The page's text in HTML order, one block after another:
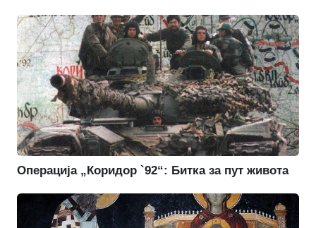
Операција „Коридор `92“: Битка за пут живота